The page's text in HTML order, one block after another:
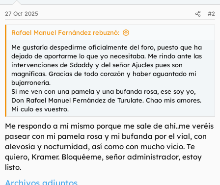
e
s
27 Oct 2025 #2
Rafael Manuel Fernández rebuznó:
Me gustaría despedirme oficialmente del foro, puesto que ha
dejado de aportarme lo que yo necesitaba. Me rindo ante las
intervenciones de Sdaddy y del señor Ajucles pues son
magníficas. Gracias de todo corazón y haber aguantado mi
bujarronería.
Si me ven con una pamela y una bufanda rosa, ese soy yo,
Don Rafael Manuel Fernández de Turulate. Chao mis amores.
Mi culo es vuestro.
Me respondo a mí mismo porque me sale de ahí..me veréis
pasear con mi pamela rosa y mi bufanda por el vial, con
alevosía y nocturnidad, así como con mucho vicio. Te
quiero, Kramer. Bloquéeme, señor administrador, estoy
listo.
Archivos adjuntos